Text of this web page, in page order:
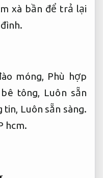
xà bần để trả lại
móng, Phù hợp
tông, Luôn sẵn
tin, Luôn sẵn sàng.
hcm.